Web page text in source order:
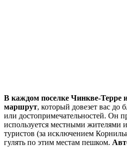
В каждом поселке Чинкве-Терре
маршрут, который довезет вас до
или достопримечательностей. Он
используется местными жителями
туристов (за исключением
гулять по этим местам пешком.